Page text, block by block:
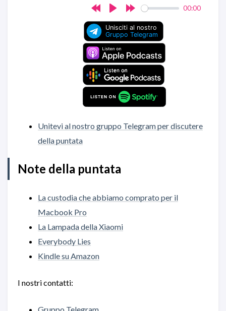
Rewind
10s
Play Forward
10s
00:00
Unitevi al nostro gruppo Telegram per discutere
della puntata
Note della puntata
La custodia che abbiamo comprato per il
Macbook Pro
La Lampada della Xiaomi
Everybody Lies
Kindle su Amazon
I nostri contatti: